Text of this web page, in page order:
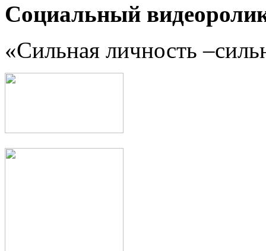
Социальный
«Сильная личность